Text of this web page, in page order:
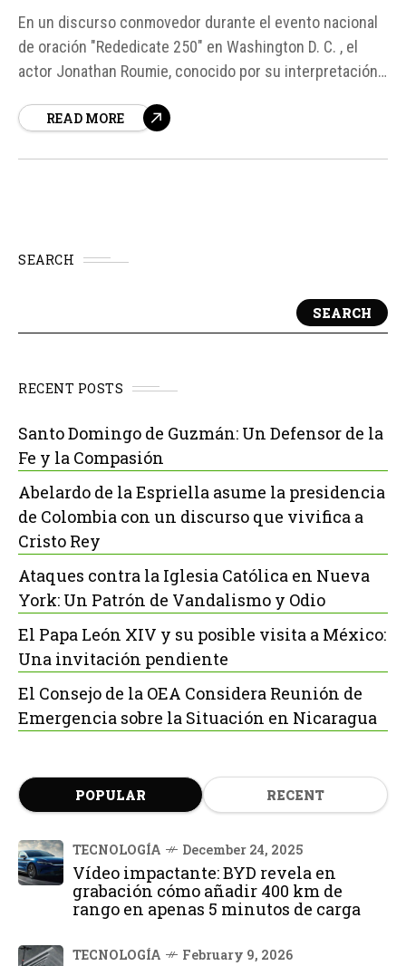
En un discurso conmovedor durante el evento nacional
de oración "Rededicate 250" en Washington D. C. , el
actor Jonathan Roumie, conocido por su interpretación
riesgos de buscar experiencias espirituales artificiales
READ MORE
SEARCH
SEARCH
RECENT POSTS
Santo Domingo de Guzmán: Un Defensor de la
Fe y la Compasión
Abelardo de la Espriella asume la presidencia
de Colombia con un discurso que vivifica a
Cristo Rey
Ataques contra la Iglesia Católica en Nueva
York: Un Patrón de Vandalismo y Odio
El Papa León XIV y su posible visita a México:
Una invitación pendiente
El Consejo de la OEA Considera Reunión de
Emergencia sobre la Situación en Nicaragua
POPULAR RECENT
TECNOLOGÍA December 24, 2025
Vídeo impactante: BYD revela en
grabación cómo añadir 400 km de
rango en apenas 5 minutos de carga
TECNOLOGÍA February 9, 2026